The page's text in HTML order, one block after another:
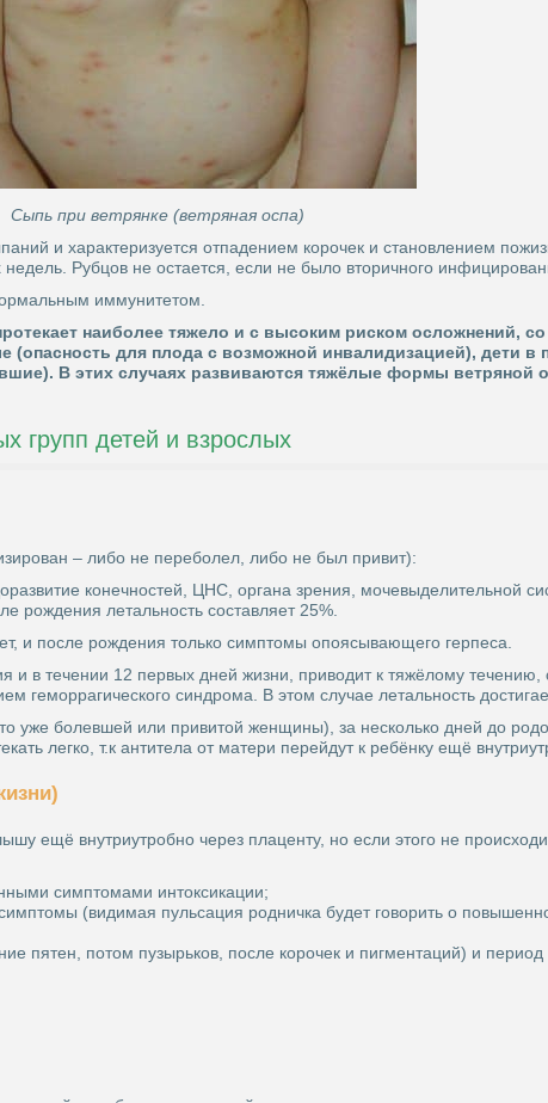
Сыпь при ветрянке (ветряная оспа)
и характеризуется отпадением корочек и становлением
Рубцов не остается, если не было вторичного
иммунитетом.
наиболее тяжело и с высоким риском осложнений,
(опасность для плода с возможной инвалидизацией), дети
В этих случаях развиваются тяжёлые формы ветряной
групп детей и взрослых
– либо не переболел, либо не был привит):
конечностей, ЦНС, органа зрения, мочевыделительной
рождения летальность составляет 25%.
и после рождения только симптомы опоясывающего герпеса.
и в течении 12 первых дней жизни, приводит к тяжёлому
геморрагического синдрома. В этом случае летальность
уже болевшей или привитой женщины), за несколько дней до
легко, т.к антитела от матери перейдут к ребёнку ещё
ещё внутриутробно через плаценту, но если этого не
симптомами интоксикации;
(видимая пульсация родничка будет говорить о
пятен, потом пузырьков, после корочек и пигментаций) и